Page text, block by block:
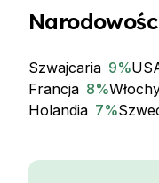
Szwajcaria 9%
Francja 8%
Holandia 7%